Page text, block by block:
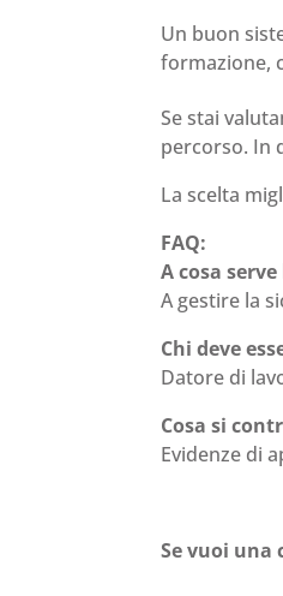
Un buon
formazione,
Se stai
percorso. In
La scelta
FAQ:
A cosa
A gestire la
Chi deve
Datore di
Cosa si
Evidenze di
Se vuoi una